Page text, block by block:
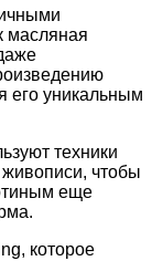
масляная
его уникальным
техники
чтобы
еще
которое